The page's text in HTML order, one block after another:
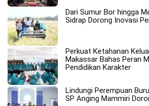
Dari Sumur Bor hingga
Sidrap Dorong Inovasi
Perkuat Ketahanan
Makassar Bahas Peran
Pendidikan Karakter
Lindungi Perempuan
SP Anging Mammiri